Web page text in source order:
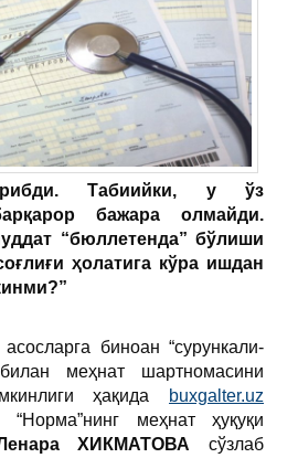
Табиийки, у ўз
бажара олмайди.
“бюллетенда” бўлиши
ҳолатига кўра ишдан
биноан “сурункали-
меҳнат шартномасини
ҳақида
buxgalter.uz
“Норма”нинг меҳнат ҳуқуқи
ХИКМАТОВАсўзлаб